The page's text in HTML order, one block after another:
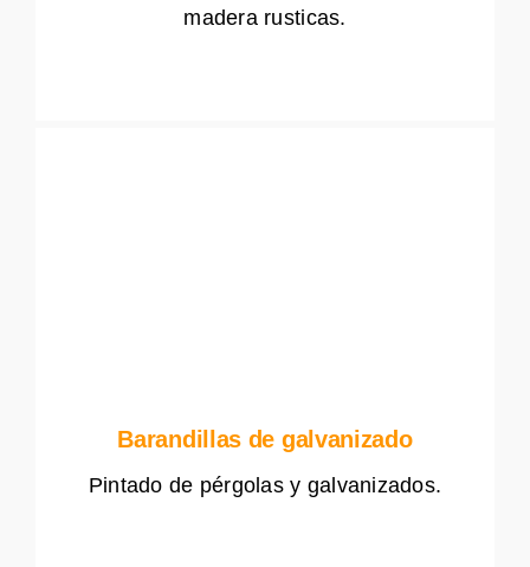
madera rusticas.
Barandillas de galvanizado
Pintado de pérgolas y galvanizados.